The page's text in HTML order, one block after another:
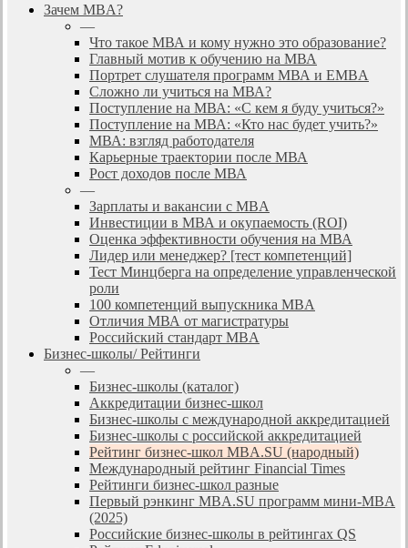
search
Menu
Зачем MBA?
—
Что такое МВА и кому нужно это образование?
Главный мотив к обучению на МВА
Портрет слушателя программ МВА и EMBA
Сложно ли учиться на МВА?
Поступление на МВА: «С кем я буду учиться?»
Поступление на МВА: «Кто нас будет учить?»
МВА: взгляд работодателя
Карьерные траектории после МВА
Рост доходов после МВА
—
Зарплаты и вакансии с MBA
Инвестиции в МВА и окупаемость (ROI)
Оценка эффективности обучения на МВА
Лидер или менеджер? [тест компетенций]
Тест Минцберга на определение управленческой
роли
100 компетенций выпускника MBA
Отличия МВА от магистратуры
Российский стандарт MBA
Бизнес-школы/ Рейтинги
—
Бизнес-школы (каталог)
Аккредитации бизнес-школ
Бизнес-школы с международной аккредитацией
Бизнес-школы с российской аккредитацией
Рейтинг бизнес-школ MBA.SU (народный)
Международный рейтинг Financial Times
Рейтинги бизнес-школ разные
Первый рэнкинг MBA.SU программ мини-MBA
(2025)
Российские бизнес-школы в рейтингах QS